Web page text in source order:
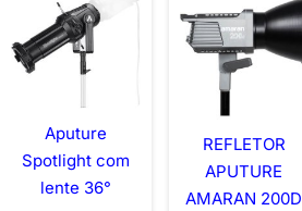
Aputure
Spotlight com
lente 36°
REFLETOR
APUTURE
AMARAN 200D